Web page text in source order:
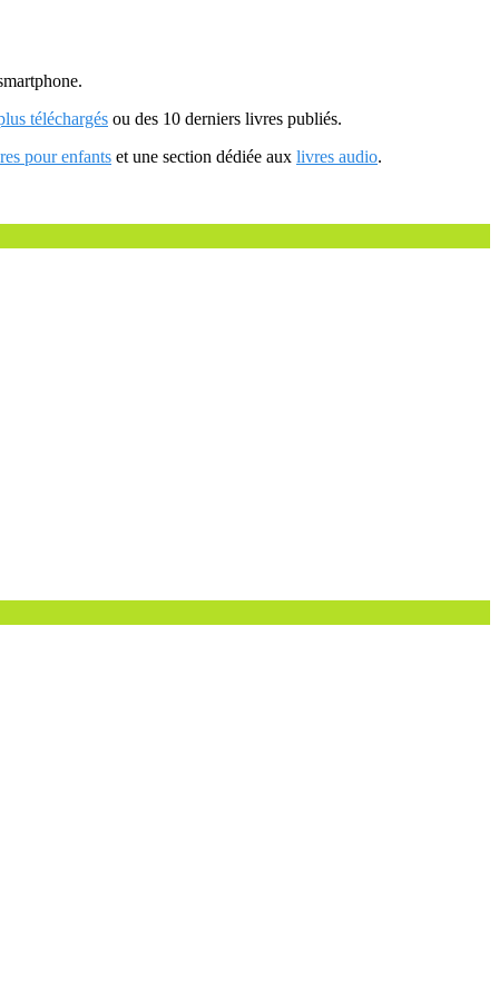
téléchargés ou des 10 derniers livres publiés.
pour enfants et une section dédiée aux livres audio.